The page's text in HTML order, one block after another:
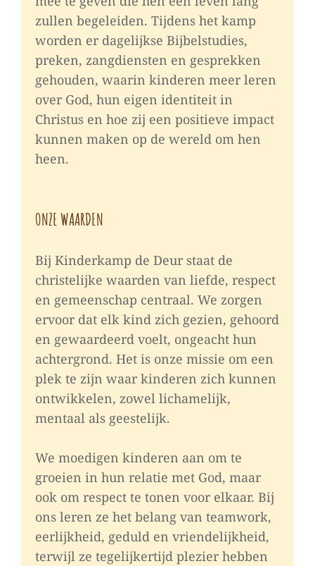
zullen begeleiden. Tijdens het kamp
worden er dagelijkse Bijbelstudies,
preken, zangdiensten en gesprekken
gehouden, waarin kinderen meer leren
over God, hun eigen identiteit in
Christus en hoe zij een positieve impact
kunnen maken op de wereld om hen
heen.
ONZE WAARDEN
Bij Kinderkamp de Deur staat de
christelijke waarden van liefde, respect
en gemeenschap centraal. We zorgen
ervoor dat elk kind zich gezien, gehoord
en gewaardeerd voelt, ongeacht hun
achtergrond. Het is onze missie om een
plek te zijn waar kinderen zich kunnen
ontwikkelen, zowel lichamelijk,
mentaal als geestelijk.
We moedigen kinderen aan om te
groeien in hun relatie met God, maar
ook om respect te tonen voor elkaar. Bij
ons leren ze het belang van teamwork,
eerlijkheid, geduld en vriendelijkheid,
terwijl ze tegelijkertijd plezier hebben